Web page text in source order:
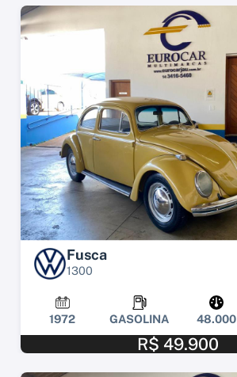
Fusca
1300
1972 GASOLINA 48.000
R$ 49.900